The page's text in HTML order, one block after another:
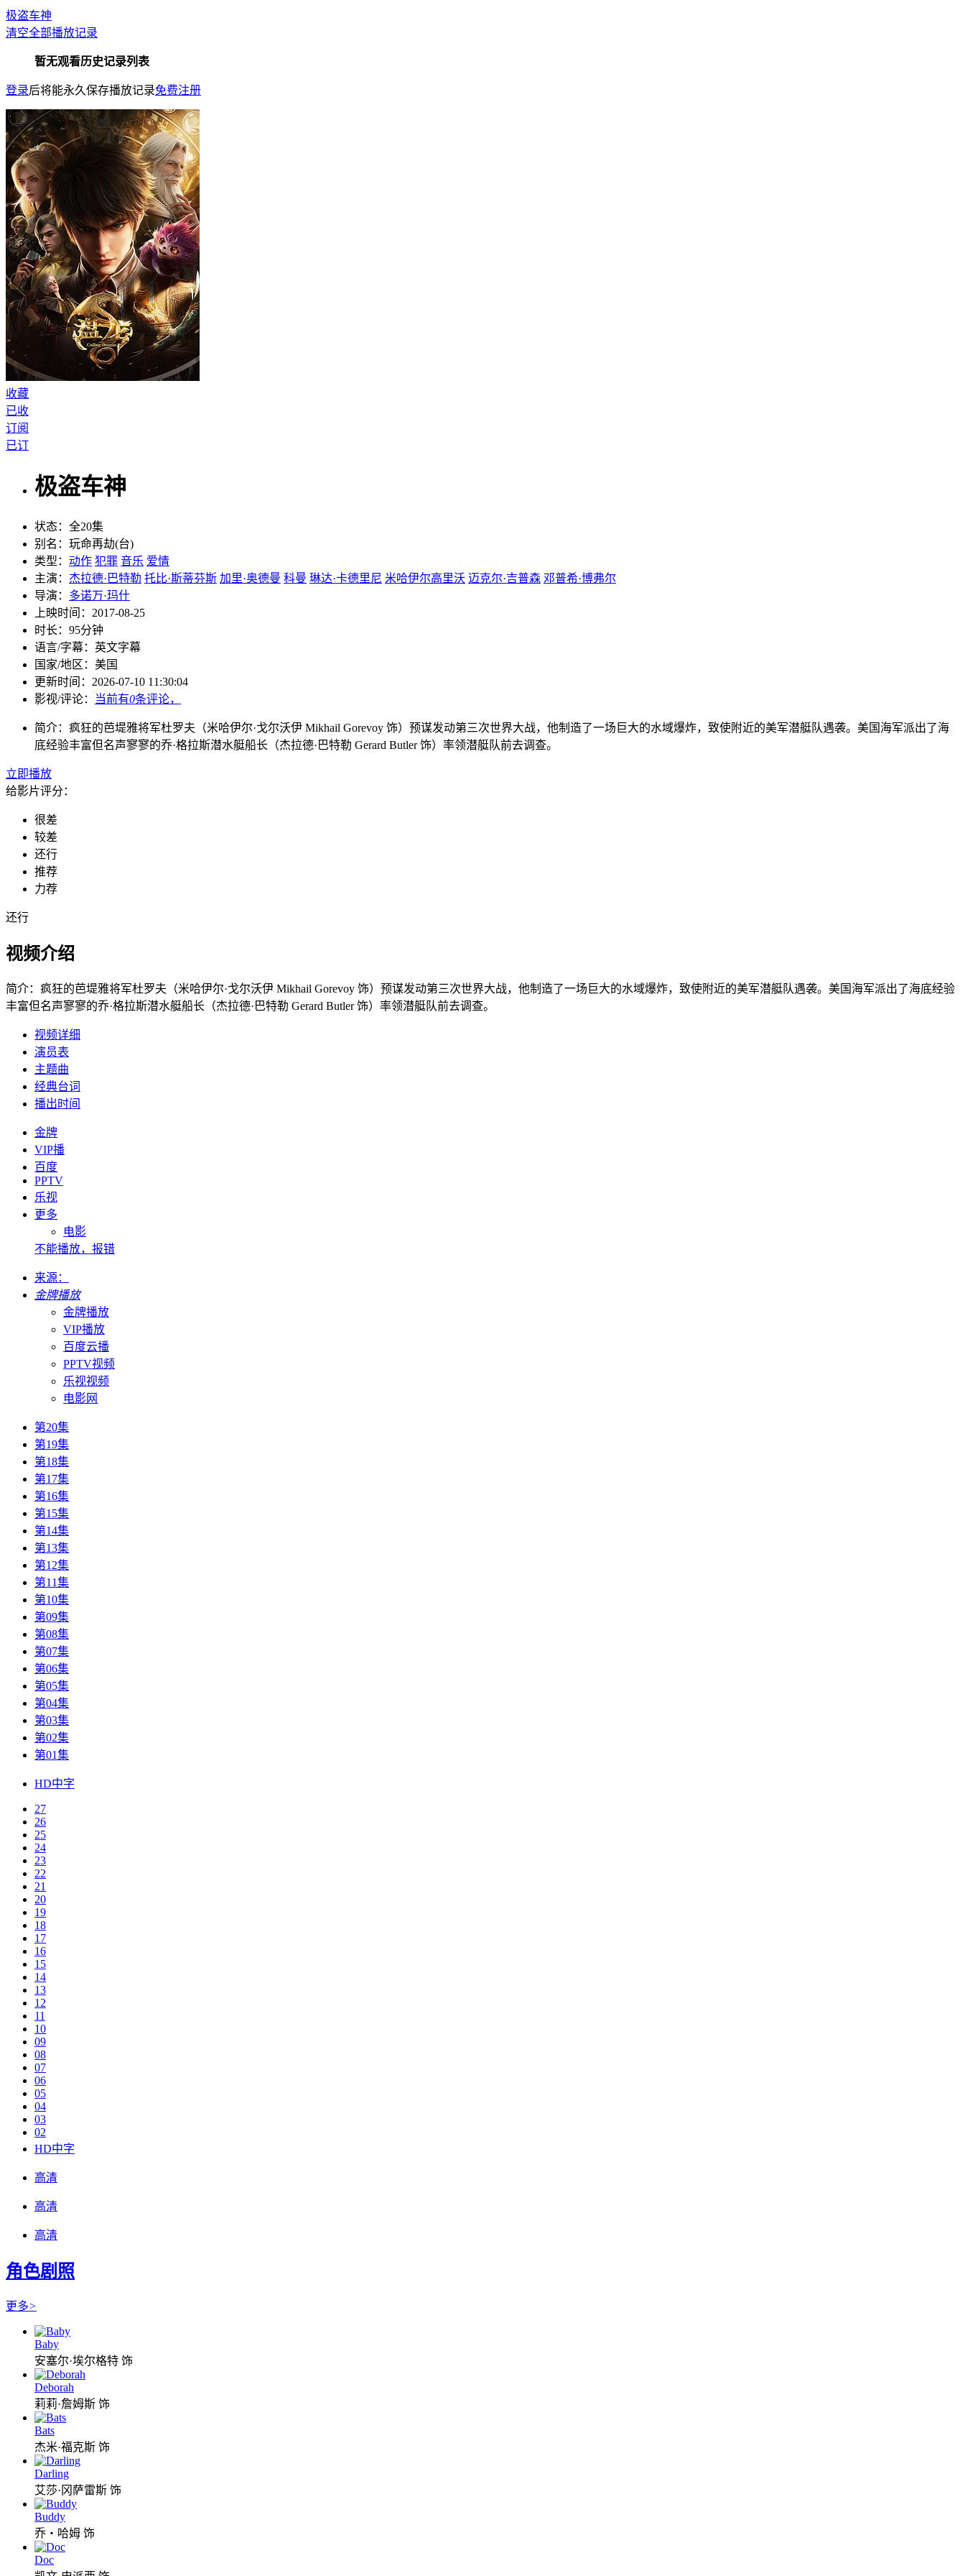
极盗车神
清空全部播放记录
暂无观看历史记录列表
登录后将能永久保存播放记录免费注册
收藏
已收
订阅
已订
极盗车神
状态： 全20集
别名： 玩命再劫(台)
类型： 动作 犯罪 音乐 爱情
主演： 杰拉德·巴特勒 托比·斯蒂芬斯 加里·奥德曼 科曼 琳达·卡德里尼 米哈伊尔高里沃 迈克尔·吉普森 邓普希·博弗尔
导演： 多诺万·玛什
上映时间： 2017-08-25
时长： 95分钟
语言/字幕： 英文字幕
国家/地区： 美国
更新时间： 2026-07-10 11:30:04
影视/评论：
当前有0条评论，
简介： 疯狂的芭堤雅将军杜罗夫（米哈伊尔·戈尔沃伊 Mikhail Gorevoy 饰）预谋发动第三次世界大战，他制造了一场巨大的水域爆炸，致使附近的美军潜艇队遇袭。美国海军派出了海
底经验丰富但名声寥寥的乔·格拉斯潜水艇船长（杰拉德·巴特勒 Gerard Butler 饰）率领潜艇队前去调查。
立即播放
给影片评分：
很差
较差
还行
推荐
力荐
还行
视频介绍
简介： 疯狂的芭堤雅将军杜罗夫（米哈伊尔·戈尔沃伊 Mikhail Gorevoy 饰）预谋发动第三次世界大战，他制造了一场巨大的水域爆炸，致使附近的美军潜艇队遇袭。美国海军派出了海底经验
丰富但名声寥寥的乔·格拉斯潜水艇船长（杰拉德·巴特勒 Gerard Butler 饰）率领潜艇队前去调查。
视频详细
演员表
主题曲
经典台词
播出时间
金牌
VIP播
百度
PPTV
乐视
更多
电影
不能播放，报错
来源：
金牌播放
金牌播放
VIP播放
百度云播
PPTV视频
乐视视频
电影网
第20集
第19集
第18集
第17集
第16集
第15集
第14集
第13集
第12集
第11集
第10集
第09集
第08集
第07集
第06集
第05集
第04集
第03集
第02集
第01集
HD中字
27
26
25
24
23
22
21
20
19
18
17
16
15
14
13
12
11
10
09
08
07
06
05
04
03
02
HD中字
高清
高清
高清
角色剧照
更多>
Baby
安塞尔·埃尔格特 饰
Deborah
莉莉·詹姆斯 饰
Bats
杰米·福克斯 饰
Darling
艾莎·冈萨雷斯 饰
Buddy
乔・哈姆 饰
Doc